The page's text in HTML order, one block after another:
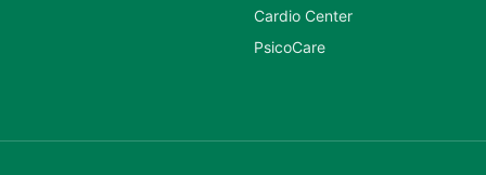
Cardio Center
PsicoCare